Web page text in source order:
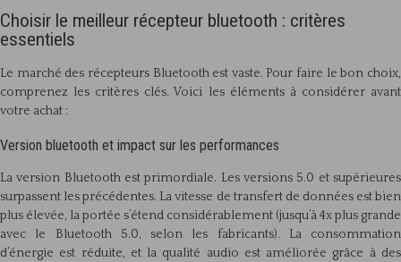
Choisir le meilleur récepteur bluetooth : critères
essentiels
Le marché des récepteurs Bluetooth est vaste. Pour faire le bon choix,
comprenez les critères clés. Voici les éléments à considérer avant
votre achat :
Version bluetooth et impact sur les performances
La version Bluetooth est primordiale. Les versions 5.0 et supérieures
surpassent les précédentes. La vitesse de transfert de données est bien
plus élevée, la portée s’étend considérablement (jusqu’à 4x plus grande
avec le Bluetooth 5.0, selon les fabricants). La consommation
d’énergie est réduite, et la qualité audio est améliorée grâce à des